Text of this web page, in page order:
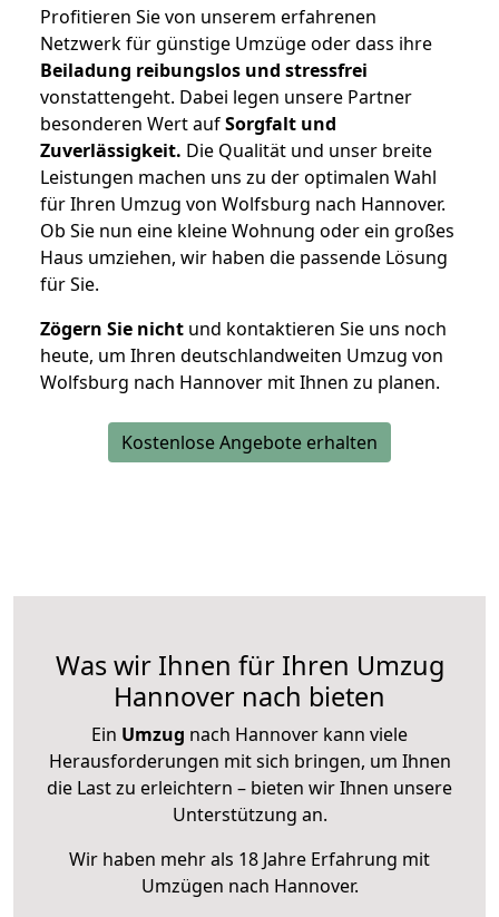
Profitieren Sie von unserem erfahrenen
Netzwerk für günstige Umzüge oder dass ihre
Beiladung reibungslos und stressfrei
vonstattengeht. Dabei legen unsere Partner
besonderen Wert aufSorgfalt und
Zuverlässigkeit. Die Qualität und unser breite
Leistungen machen uns zu der optimalen Wahl
für Ihren Umzug von Wolfsburg nach Hannover.
Ob Sie nun eine kleine Wohnung oder ein großes
Haus umziehen, wir haben die passende Lösung
für Sie.
Zögern Sie nicht und kontaktieren Sie uns noch
heute, um Ihren deutschlandweiten Umzug von
Wolfsburg nach Hannover mit Ihnen zu planen.
Kostenlose Angebote erhalten
Was wir Ihnen für Ihren Umzug
Hannover nach bieten
Ein Umzug nach Hannover kann viele
Herausforderungen mit sich bringen, um Ihnen
die Last zu erleichtern – bieten wir Ihnen unsere
Unterstützung an.
Wir haben mehr als 18 Jahre Erfahrung mit
Umzügen nach Hannover.